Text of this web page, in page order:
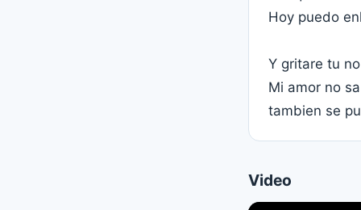
Hoy puedo
Y gritare tu
Mi amor no
tambien se
Video